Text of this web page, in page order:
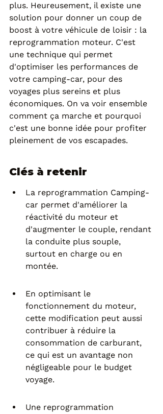
plus. Heureusement, il existe une
solution pour donner un coup de
boost à votre véhicule de loisir : la
reprogrammation moteur. C'est
une technique qui permet
d'optimiser les performances de
votre camping-car, pour des
voyages plus sereins et plus
économiques. On va voir ensemble
comment ça marche et pourquoi
c'est une bonne idée pour profiter
pleinement de vos escapades.
Clés à retenir
La reprogrammation Camping-
car permet d'améliorer la
réactivité du moteur et
d'augmenter le couple, rendant
la conduite plus souple,
surtout en charge ou en
montée.
En optimisant le
fonctionnement du moteur,
cette modification peut aussi
contribuer à réduire la
consommation de carburant,
ce qui est un avantage non
négligeable pour le budget
voyage.
Une reprogrammation